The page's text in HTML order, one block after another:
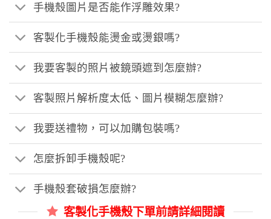
手機殼圖片是否能作浮雕效果?
客製化手機殼能燙金或燙銀嗎?
我要客製的照片被鏡頭遮到怎麼辦?
客製照片解析度太低、圖片模糊怎麼辦?
我要送禮物，可以加購包裝嗎?
怎麼拆卸手機殼呢?
手機殼套破損怎麼辦?
客製化手機殼下單前請詳細閱讀